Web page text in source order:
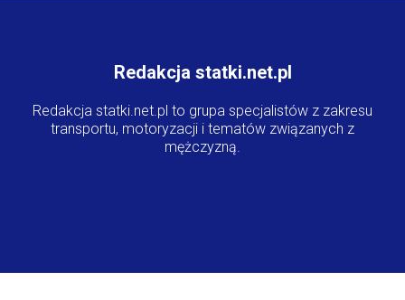
Redakcja statki.net.pl
Redakcja statki.net.pl to grupa specjalistów z zakresu
transportu, motoryzacji i tematów związanych z
mężczyzną.